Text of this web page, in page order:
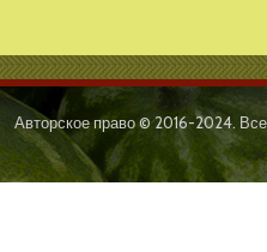
Авторское право © 2016-2024.